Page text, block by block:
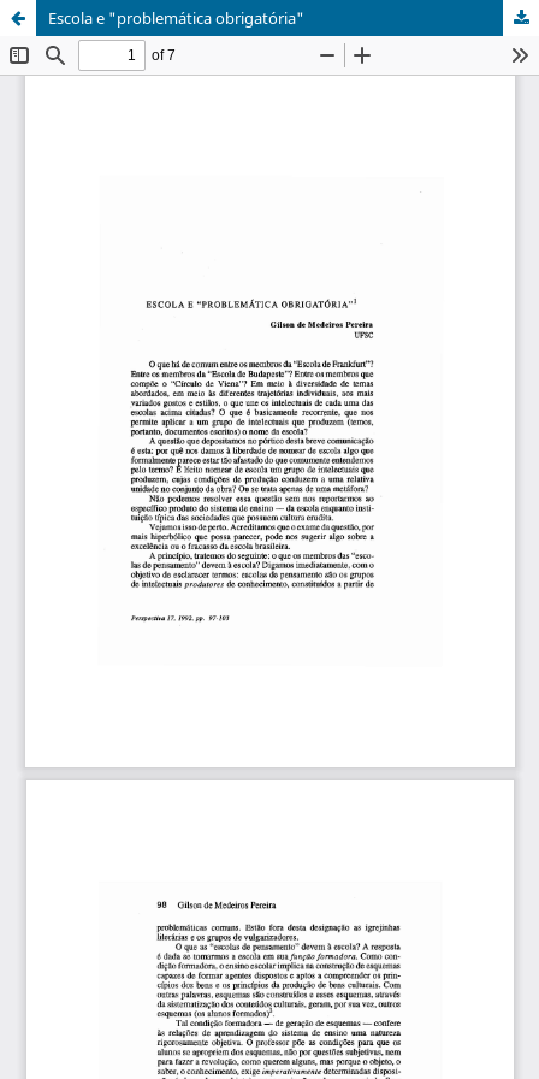
Escola e "problemática obrigatória"